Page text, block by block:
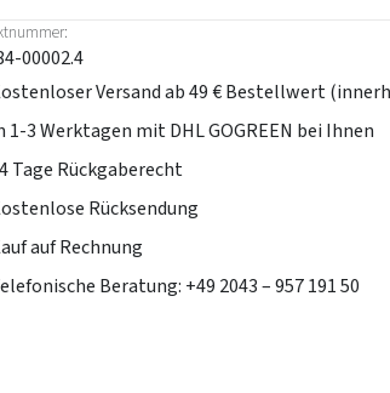
00002.4
Versand ab 49 € Bestellwert
1-3 Werktagen mit DHL GOGREEN bei Ihnen
Tage Rückgaberecht
Rücksendung
auf Rechnung
Beratung: +49 2043 – 957 191 50